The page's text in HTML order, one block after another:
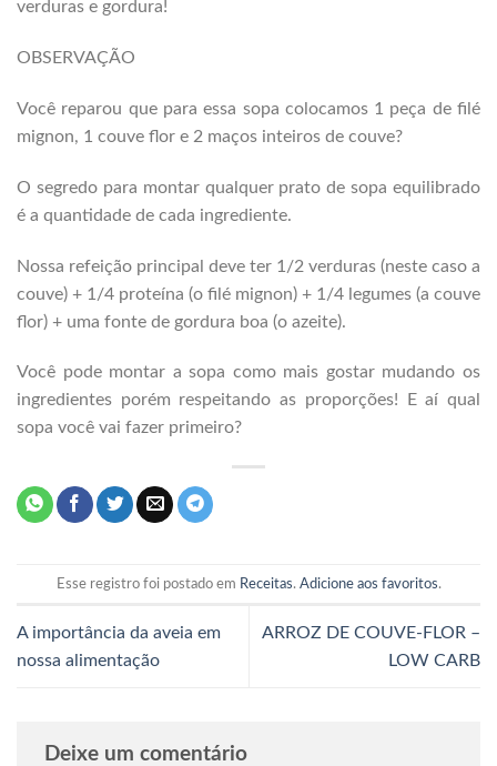
verduras e gordura!
OBSERVAÇÃO
Você reparou que para essa sopa colocamos 1 peça de filé
mignon, 1 couve flor e 2 maços inteiros de couve?
O segredo para montar qualquer prato de sopa equilibrado
é a quantidade de cada ingrediente.
Nossa refeição principal deve ter 1/2 verduras (neste caso a
couve) + 1/4 proteína (o filé mignon) + 1/4 legumes (a couve
flor) + uma fonte de gordura boa (o azeite).
Você pode montar a sopa como mais gostar mudando os
ingredientes porém respeitando as proporções! E aí qual
sopa você vai fazer primeiro?
Esse registro foi postado em Receitas. Adicione aos favoritos.
A importância da aveia em
nossa alimentação
ARROZ DE COUVE-FLOR –
LOW CARB
Deixe um comentário